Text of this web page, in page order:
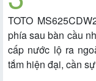
TOTO
phía sau bàn cầu
cấp nước lộ ra
tắm hiện đại, cần